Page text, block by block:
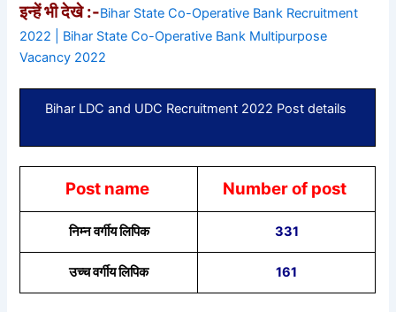
इन्हें भी देखे :-Bihar State Co-Operative Bank Recruitment
2022 | Bihar State Co-Operative Bank Multipurpose
Vacancy 2022
Bihar LDC and UDC Recruitment 2022 Post details
Post name Number of post
निम्न वर्गीय लिपिक 331
उच्च वर्गीय लिपिक 161